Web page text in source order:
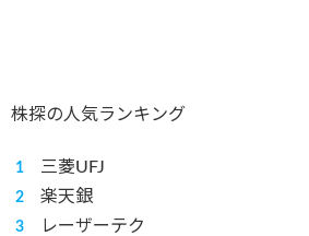
株探の人気ランキング
三菱UFJ
楽天銀
レーザーテク